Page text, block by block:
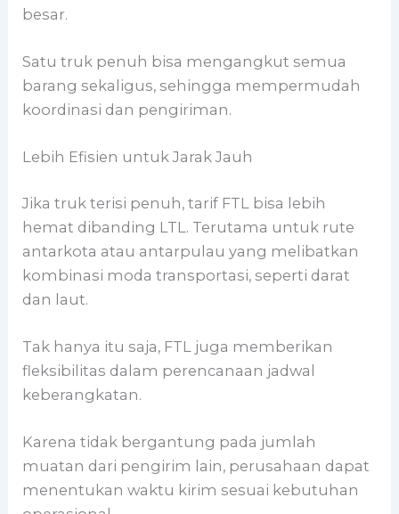
besar.
Satu truk penuh bisa mengangkut semua
barang sekaligus, sehingga mempermudah
koordinasi dan pengiriman.
Lebih Efisien untuk Jarak Jauh
Jika truk terisi penuh, tarif FTL bisa lebih
hemat dibanding LTL. Terutama untuk rute
antarkota atau antarpulau yang melibatkan
kombinasi moda transportasi, seperti darat
dan laut.
Tak hanya itu saja, FTL juga memberikan
fleksibilitas dalam perencanaan jadwal
keberangkatan.
Karena tidak bergantung pada jumlah
muatan dari pengirim lain, perusahaan dapat
menentukan waktu kirim sesuai kebutuhan